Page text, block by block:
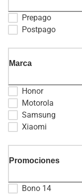
Prepago
Postpago
Marca
Honor
Motorola
Samsung
Xiaomi
Promociones
Bono 14